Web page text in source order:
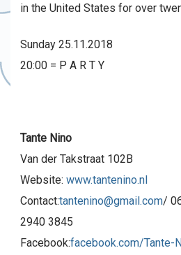
in the United States for over
Sunday 25.11.2018
20:00 = P A R T Y
Tante Nino
Van der Takstraat 102B
Website: www.tantenino.nl
Contact:tantenino@gmail.com/
2940 3845
Facebook:facebook.com/Tante-